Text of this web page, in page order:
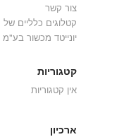
צור קשר
קטלוגים כלליים
יונייטד מכשור בע"מ
קטגוריות
אין קטגוריות
ארכיון